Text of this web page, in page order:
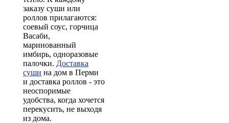
заказу суши или
роллов прилагаются:
соевый соус, горчица
Васаби,
маринованный
имбирь, одноразовые
палочки. Доставка
суши на дом в Перми
и доставка роллов - это
неоспоримые
удобства, когда хочется
перекусить, не выходя
из дома.